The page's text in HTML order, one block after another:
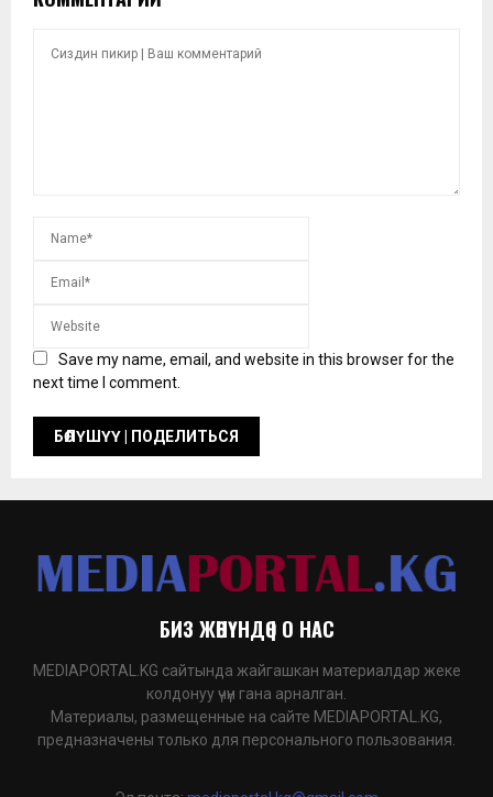
Save my name, email, and website in this browser for the
next time I comment.
БИЗ ЖӨНҮНДӨ | О НАС
MEDIAPORTAL.KG сайтында жайгашкан материалдар жеке
колдонуу үчүн гана арналган.
Материалы, размещенные на сайте MEDIAPORTAL.KG,
предназначены только для персонального пользования.